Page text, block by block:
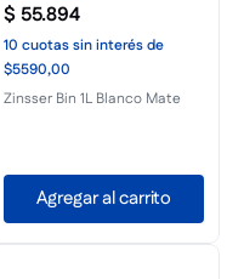
$55.894
10 cuotassin interésde
$5590,00
Zinsser Bin 1L Blanco Mate
Agregar al carrito